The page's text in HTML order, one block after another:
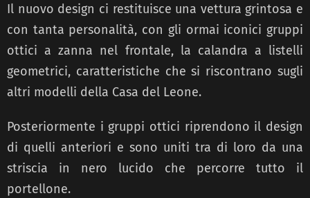
Il nuovo design ci restituisce una vettura grintosa e
con tanta personalità, con gli ormai iconici gruppi
ottici a zanna nel frontale, la calandra a listelli
geometrici, caratteristiche che si riscontrano sugli
altri modelli della Casa del Leone.
Posteriormente i gruppi ottici riprendono il design
di quelli anteriori e sono uniti tra di loro da una
striscia in nero lucido che percorre tutto il
portellone.